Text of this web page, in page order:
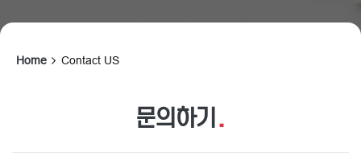
Home Contact US
문의하기 .